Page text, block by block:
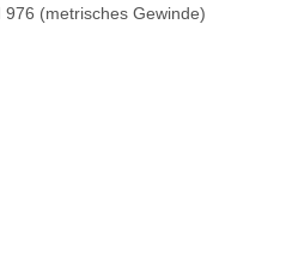
(metrisches Gewinde)